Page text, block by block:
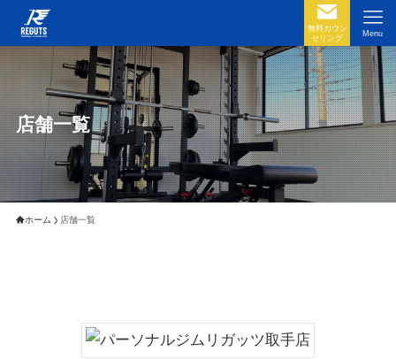
無料カウン
セリング
Menu
店舗一覧
ホーム 店舗一覧